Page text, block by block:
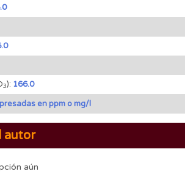
3): 166.0
en ppm o mg/l
autor
aún